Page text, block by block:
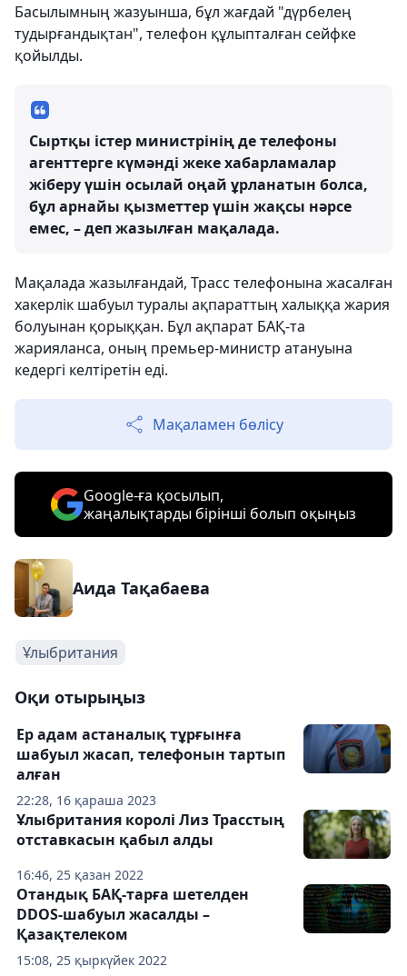
Басылымның жазуынша, бұл жағдай "дүрбелең
тудырғандықтан", телефон құлыпталған сейфке
қойылды.
Сыртқы істер министрінің де телефоны
агенттерге күмәнді жеке хабарламалар
жіберу үшін осылай оңай ұрланатын болса,
бұл арнайы қызметтер үшін жақсы нәрсе
емес, – деп жазылған мақалада.
Мақалада жазылғандай, Трасс телефонына жасалған
хакерлік шабуыл туралы ақпараттың халыққа жария
болуынан қорыққан. Бұл ақпарат БАҚ-та
жарияланса, оның премьер-министр атануына
кедергі келтіретін еді.
Мақаламен бөлісу
Google-ға қосылып,
жаңалықтарды бірінші болып оқыңыз
Аида Тақабаева
Ұлыбритания
Оқи отырыңыз
22:28, 16 қараша 2023
Ер адам астаналық тұрғынға
шабуыл жасап, телефонын тартып
алған
16:46, 25 қазан 2022
Ұлыбритания королі Лиз Трасстың
отставкасын қабыл алды
15:08, 25 қыркүйек 2022
Отандық БАҚ-тарға шетелден
DDOS-шабуыл жасалды –
Қазақтелеком